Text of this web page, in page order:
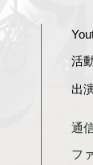
活
出
通
フ